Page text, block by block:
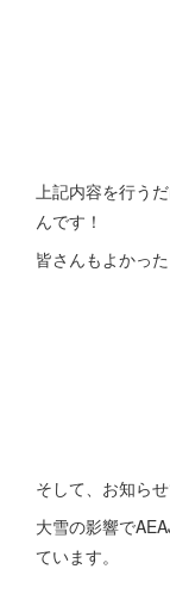
上記内容を行う
んです！
皆さんもよかっ
そして、お知ら
大雪の影響で
ています。